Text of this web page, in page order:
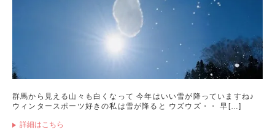
群馬から見える山々も白くなって 今年はいい雪が降っていますね♪
ウィンタースポーツ好きの私は雪が降ると ウズウズ・・ 早[…]
詳細はこちら